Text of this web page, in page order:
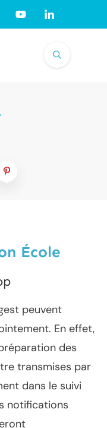
École
peuvent
En effet,
des
transmises par
dans le suivi
notifications